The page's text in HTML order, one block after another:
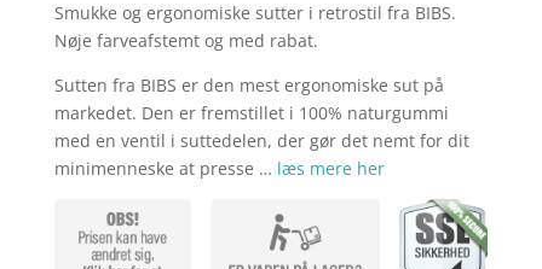
pris
var:
kr.
aktuelle
pris
er:
Smukke og ergonomiske sutter i retrostil fra BIBS.
Nøje farveafstemt og med rabat.
Sutten fra BIBS er den mest ergonomiske sut på
markedet. Den er fremstillet i 100% naturgummi
med en ventil i suttedelen, der gør det nemt for dit
minimenneske at presse … læs mere her